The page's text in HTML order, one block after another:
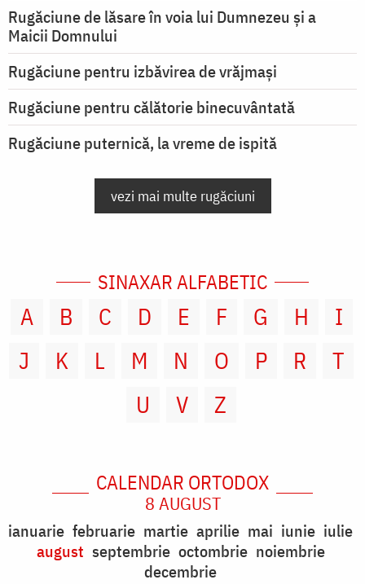
Rugăciune de lăsare în voia lui Dumnezeu şi a
Maicii Domnului
Rugăciune pentru izbăvirea de vrăjmași
Rugăciune pentru călătorie binecuvântată
Rugăciune puternică, la vreme de ispită
vezi mai multe rugăciuni
SINAXAR ALFABETIC
A B C D E F G H
I
J
K L M N O P R
T
U
V Z
CALENDAR ORTODOX
8 AUGUST
ianuarie februarie martie aprilie mai iunie iulie
august septembrie octombrie noiembrie
decembrie